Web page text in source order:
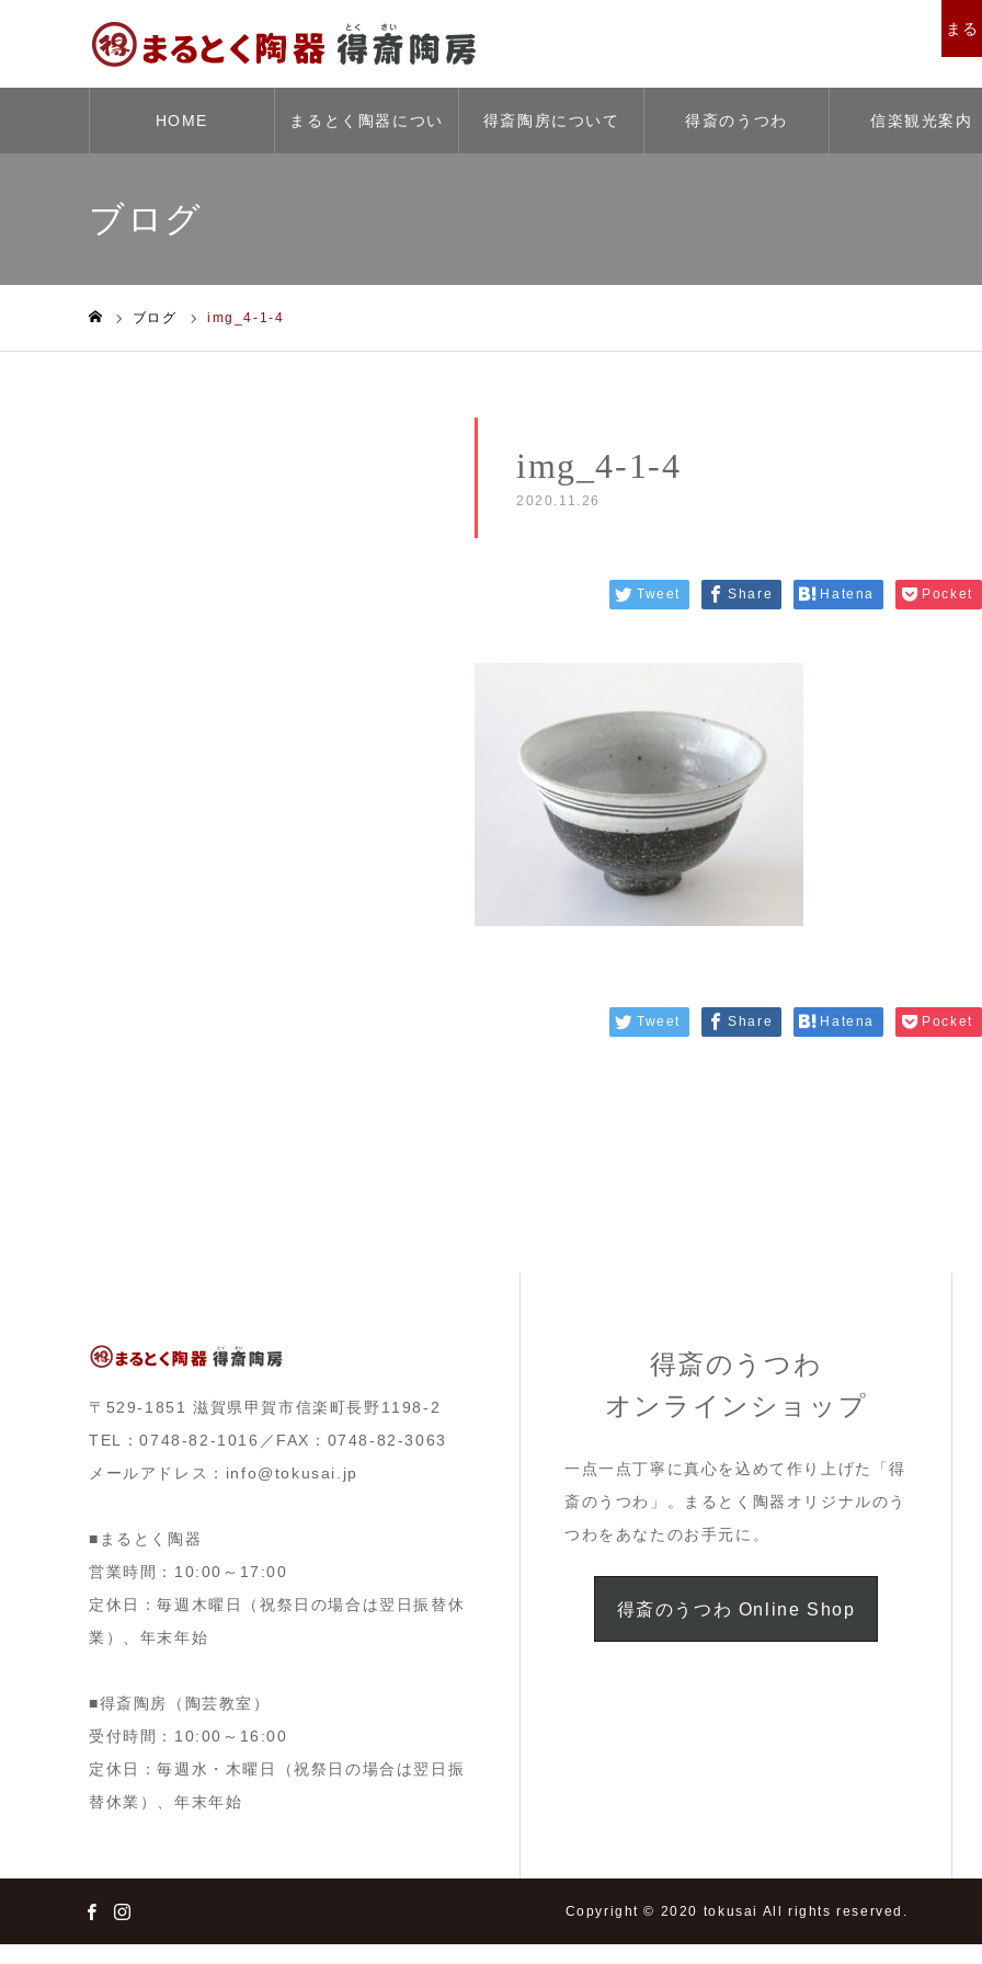
ま
HOME まるとく陶器につい 得斎陶房について 得斎のうつわ 信楽観光案内
ブログ
ブログ img_4-1-4
img_4-1-4
2020.11.26
Tweet Share Hatena Pocket
Tweet Share Hatena Pocket
〒529-1851 滋賀県甲賀市信楽町長野1198-2
TEL：0748-82-1016／FAX：0748-82-3063
メールアドレス：info@tokusai.jp
■まるとく陶器
営業時間：10:00～17:00
定休日：毎週木曜日（祝祭日の場合は翌日振替休
業）、年末年始
■得斎陶房（陶芸教室）
受付時間：10:00～16:00
定休日：毎週水・木曜日（祝祭日の場合は翌日振
替休業）、年末年始
得斎のうつわ
オンラインショップ
一点一点丁寧に真心を込めて作り上げた「得
斎のうつわ」。まるとく陶器オリジナルのう
つわをあなたのお手元に。
得斎のうつわ Online Shop
Copyright © 2020 tokusai All rights reserved.